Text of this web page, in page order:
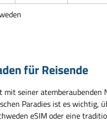
für Reisende
mit seiner
Paradies ist es wichtig,
eSIM oder eine